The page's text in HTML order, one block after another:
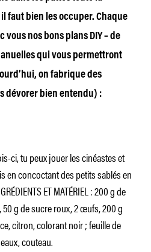
faut bien les occuper. Chaque
nos bons plans DIY – de
qui vous permettront
on fabrique des
dévorer bien entendu) :
ci, tu peux jouer les cinéastes et
en concoctant des petits sablés en
ET MATÉRIEL : 200 g de
50 g de sucre roux, 2 œufs, 200 g
citron, colorant noir ; feuille de
couteau.